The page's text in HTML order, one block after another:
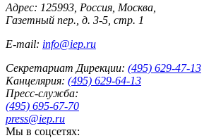
Адрес: 125993, Россия, Москва,
Газетный пер., д. 3-5, стр. 1
E-mail: info@iep.ru
Секретариат Дирекции: (495) 629-47-13
Канцелярия: (495) 629-64-13
Пресс-служба:
(495) 695-67-70
press@iep.ru
Мы в соцсетях: